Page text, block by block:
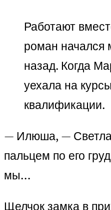
Работают
роман начался
назад. Когда
уехала на
квалификации.
— Илюша, —
пальцем по его
мы…
Щелчок замка в